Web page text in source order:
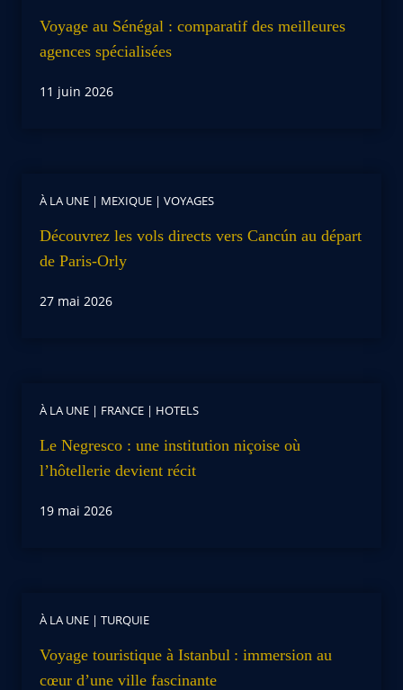
Voyage au Sénégal : comparatif des meilleures
agences spécialisées
11 juin 2026
À LA UNE | MEXIQUE | VOYAGES
Découvrez les vols directs vers Cancún au départ
de Paris-Orly
27 mai 2026
À LA UNE | FRANCE | HOTELS
Le Negresco : une institution niçoise où
l’hôtellerie devient récit
19 mai 2026
À LA UNE | TURQUIE
Voyage touristique à Istanbul : immersion au
cœur d’une ville fascinante